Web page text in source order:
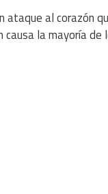
ataque al corazón
la mayoría de